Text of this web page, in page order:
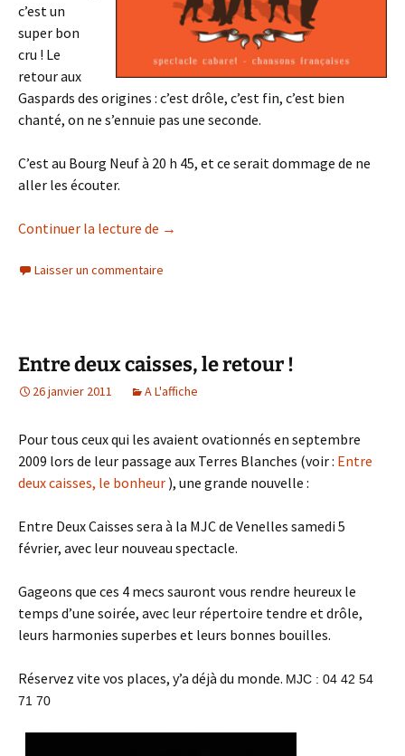
c’est un
super bon
cru ! Le
retour aux
Gaspards des origines : c’est drôle, c’est fin, c’est bien
chanté, on ne s’ennuie pas une seconde.
C’est au Bourg Neuf à 20 h 45, et ce serait dommage de ne
aller les écouter.
Continuer la lecture de Instantanés d’Avignon
→
Laisser un commentaire
Entre deux caisses, le retour !
26 janvier 2011 A L'affiche
Pour tous ceux qui les avaient ovationnés en septembre
2009 lors de leur passage aux Terres Blanches (voir : Entre
deux caisses, le bonheur ), une grande nouvelle :
Entre Deux Caisses sera à la MJC de Venelles samedi 5
février, avec leur nouveau spectacle.
Gageons que ces 4 mecs sauront vous rendre heureux le
temps d’une soirée, avec leur répertoire tendre et drôle,
leurs harmonies superbes et leurs bonnes bouilles.
Réservez vite vos places, y’a déjà du monde. MJC : 04 42 54
71 70